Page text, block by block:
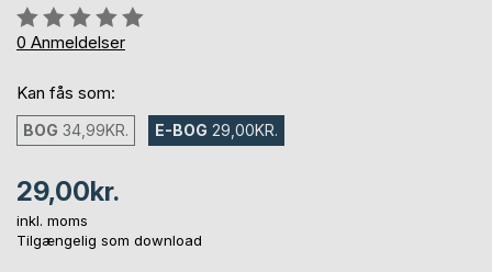
Anmeldelse::
0%
0 Anmeldelser
Kan fås som:
BOG 34,99KR. E-BOG 29,00KR.
29,00kr.
inkl. moms
Tilgængelig som download